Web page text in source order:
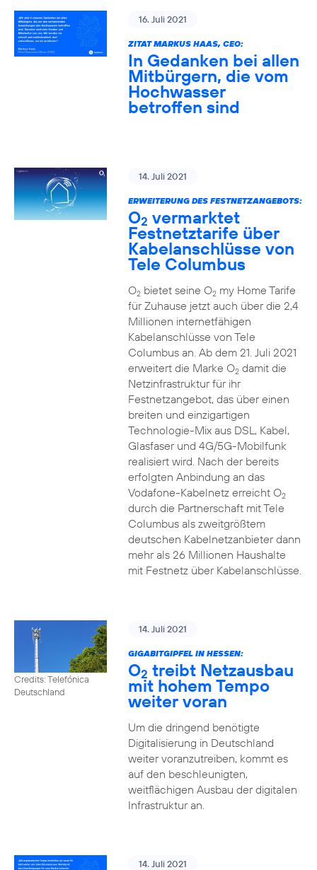
16. Juli 2021
ZITAT MARKUS HAAS, CEO:
In Gedanken bei allen
Mitbürgern, die vom
Hochwasser
betroffen sind
14. Juli 2021
ERWEITERUNG DES FESTNETZANGEBOTS:
O2 vermarktet
Festnetztarife über
Kabelanschlüsse von
Tele Columbus
O2bietet seine O2my Home Tarife
für Zuhause jetzt auch über die 2,4
Millionen internetfähigen
Kabelanschlüsse von Tele
Columbus an. Ab dem 21. Juli 2021
erweitert die Marke O2damit die
Netzinfrastruktur für ihr
Festnetzangebot, das über einen
breiten und einzigartigen
Technologie-Mix aus DSL, Kabel,
Glasfaser und 4G/5G-Mobilfunk
realisiert wird. Nach der bereits
erfolgten Anbindung an das
Vodafone-Kabelnetz erreicht O2
durch die Partnerschaft mit Tele
Columbus als zweitgrößtem
deutschen Kabelnetzanbieter dann
mehr als 26 Millionen Haushalte
mit Festnetz über Kabelanschlüsse.
Credits: Telefónica
Deutschland
14. Juli 2021
GIGABITGIPFEL IN HESSEN:
O2 treibt Netzausbau
mit hohem Tempo
weiter voran
Um die dringend benötigte
Digitalisierung in Deutschland
weiter voranzutreiben, kommt es
auf den beschleunigten,
weitflächigen Ausbau der digitalen
Infrastruktur an.
14. Juli 2021